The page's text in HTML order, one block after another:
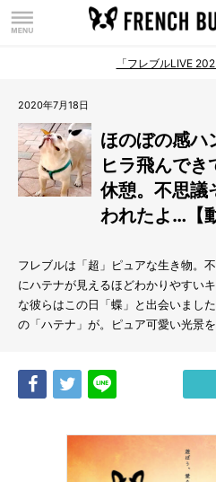
「フレブルLIVE
2020年7月18日
ほのぼの感ハ
ヒラ飛んで
休憩。不思議
われたよ…【
フレブルは「超」ピュアな生き物。
にハテナが見えるほどわかりやすい
な彼らはこの日「蝶」と出会いまし
の「ハテナ」が。ピュア可愛い光景
Share Tweet